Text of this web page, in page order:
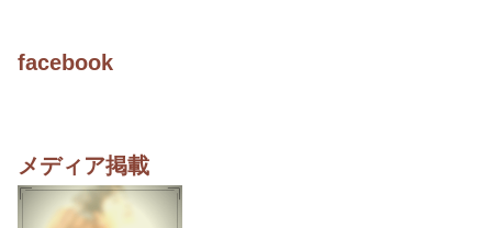
facebook
メディア掲載